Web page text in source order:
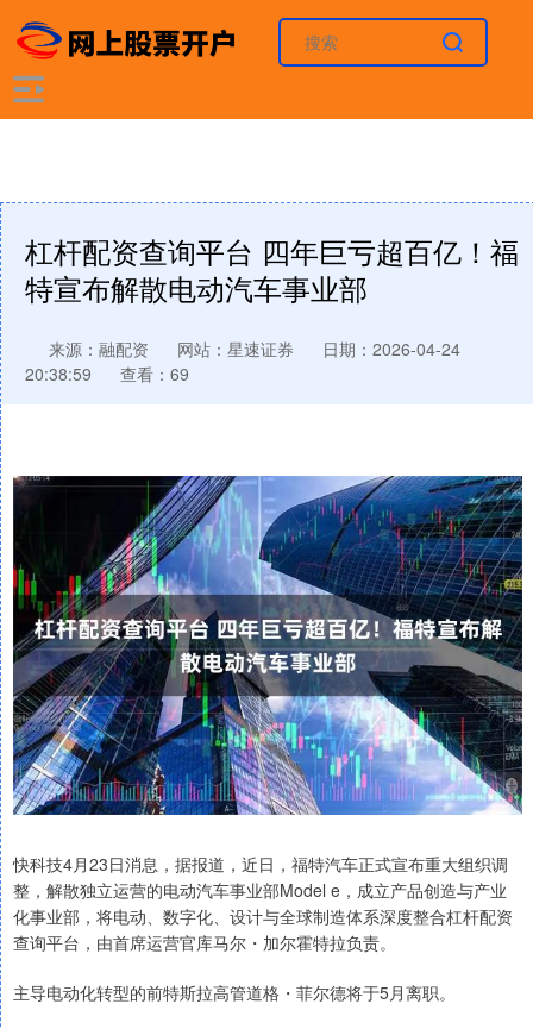
杠杆配资查询平台 四年巨亏超百亿！福
特宣布解散电动汽车事业部
来源：融配资 网站：星速证券
日期：2026-04-24
20:38:59
查看：69
快科技4月23日消息，据报道，近日，福特汽车正式宣布重大组织调
整，解散独立运营的电动汽车事业部Model e，成立产品创造与产业
化事业部，将电动、数字化、设计与全球制造体系深度整合杠杆配资
查询平台，由首席运营官库马尔・加尔霍特拉负责。
主导电动化转型的前特斯拉高管道格・菲尔德将于5月离职。